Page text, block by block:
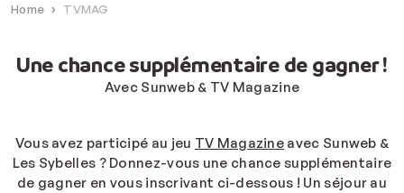
Home TVMAG
Une chance supplémentaire de gagner !
Avec Sunweb & TV Magazine
Vous avez participé au jeu TV Magazine avec Sunweb &
Les Sybelles ? Donnez-vous une chance supplémentaire
de gagner en vous inscrivant ci-dessous ! Un séjour au